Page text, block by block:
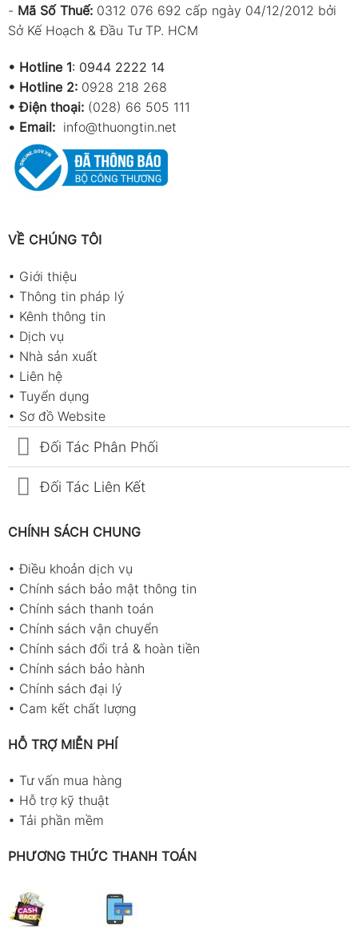
- Mã Số Thuế: 0312 076 692 cấp ngày 04/12/2012 bởi
Sở Kế Hoạch & Đầu Tư TP. HCM
• Hotline 1: 0944 2222 14
• Hotline 2: 0928 218 268
• Điện thoại: (028) 66 505 111
• Email: info@thuongtin.net
VỀ CHÚNG TÔI
• Giới thiệu
• Thông tin pháp lý
• Kênh thông tin
• Dịch vụ
• Nhà sản xuất
• Liên hệ
• Tuyển dụng
• Sơ đồ Website
Đối Tác Phân Phối
Đối Tác Liên Kết
CHÍNH SÁCH CHUNG
•Điều khoản dịch vụ
• Chính sách bảo mật thông tin
• Chính sách thanh toán
• Chính sách vận chuyển
• Chính sách đổi trả & hoàn tiền
• Chính sách bảo hành
• Chính sách đại lý
• Cam kết chất lượng
HỖ TRỢ MIỄN PHÍ
• Tư vấn mua hàng
• Hỗ trợ kỹ thuật
• Tải phần mềm
PHƯƠNG THỨC THANH TOÁN